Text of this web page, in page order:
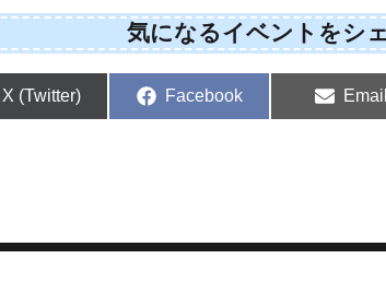
気になるイベントをシ
Share
X (Twitter)
Share
Facebook